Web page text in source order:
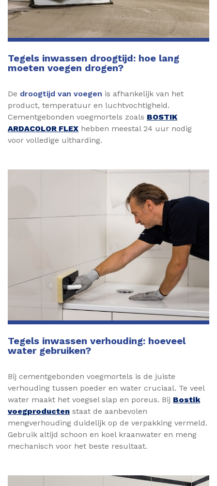
Tegels inwassen droogtijd: hoe lang
moeten voegen drogen?
De droogtijd van voegen is afhankelijk van het
product, temperatuur en luchtvochtigheid.
Cementgebonden voegmortels zoals BOSTIK
ARDACOLOR FLEX hebben meestal 24 uur nodig
voor volledige uitharding.
Tegels inwassen verhouding: hoeveel
water gebruiken?
Bij cementgebonden voegmortels is de juiste
verhouding tussen poeder en water cruciaal. Te veel
water maakt het voegsel slap en poreus. Bij Bostik
voegproducten staat de aanbevolen
mengverhouding duidelijk op de verpakking vermeld.
Gebruik altijd schoon en koel kraanwater en meng
mechanisch voor het beste resultaat.